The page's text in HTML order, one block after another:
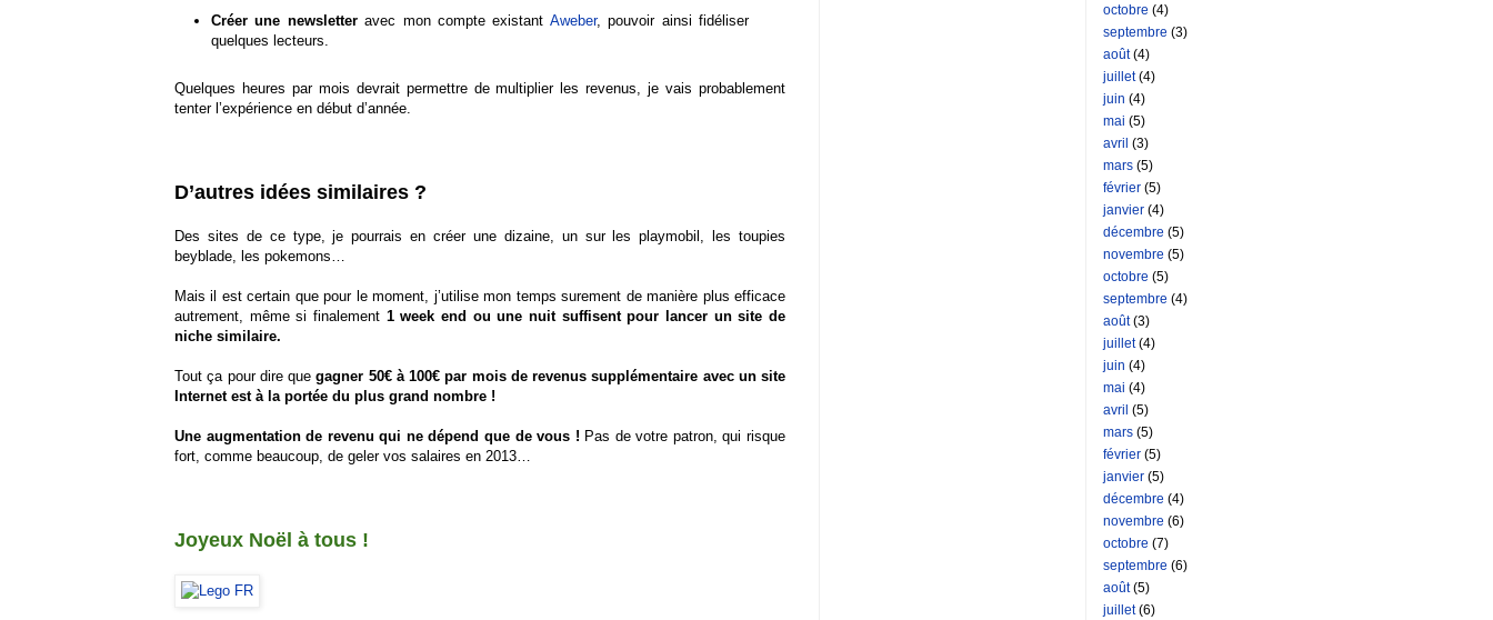
Créer une newsletteravec mon compte existant Aweber, pouvoir ainsi fidéliser
quelques lecteurs.
Quelques heures par mois devrait permettre de multiplier les revenus, je vais probablement
tenter l’expérience en début d’année.
D’autres idées similaires ?
Des sites de ce type, je pourrais en créer une dizaine, un sur les playmobil, les toupies
beyblade, les pokemons…
Mais il est certain que pour le moment, j’utilise mon temps surement de manière plus efficace
autrement, même si finalement 1 week end ou une nuit suffisent pour lancer un site de
niche similaire.
Tout ça pour dire quegagner 50€ à 100€ par mois de revenus supplémentaire avec un site
Internet est à la portée du plus grand nombre !
Une augmentation de revenu qui ne dépend que de vous ! Pas de votre patron, qui risque
fort, comme beaucoup, de geler vos salaires en 2013…
Joyeux Noël à tous !
octobre (4)
septembre (3)
août(4)
juillet(4)
juin (4)
mai (5)
avril (3)
mars (5)
février (5)
janvier (4)
décembre (5)
novembre (5)
octobre (5)
septembre (4)
août(3)
juillet(4)
juin (4)
mai (4)
avril (5)
mars (5)
février (5)
janvier (5)
décembre (4)
novembre (6)
octobre (7)
septembre (6)
août(5)
juillet(6)